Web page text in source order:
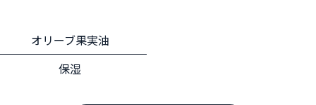
オリーブ果実油
保湿